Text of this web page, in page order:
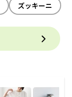
ズッキーニ